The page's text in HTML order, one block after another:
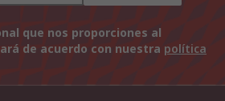
que nos proporciones al
de acuerdo con nuestra política